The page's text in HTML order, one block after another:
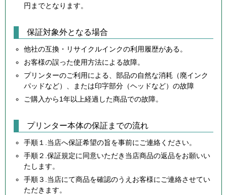
円までとなります。
保証対象外となる場合
他社の互換・リサイクルインクの利用履歴がある。
お客様の誤った使用方法による故障。
プリンターのご利用による、部品の自然な消耗（廃インク
パッドなど）、または印字部分（ヘッドなど）の故障
ご購入から1年以上経過した商品での故障。
プリンター本体の保証までの流れ
手順１.当店へ保証希望の旨を事前にご連絡ください。
手順２.保証規定に同意いただき当店商品の返品をお願いい
たします。
手順３.当店にて商品を確認のうえお客様にご連絡させてい
ただきます。